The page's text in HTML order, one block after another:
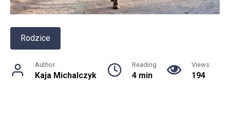
Rodzice
Author
Kaja Michalczyk
Reading
4 min
Views
194